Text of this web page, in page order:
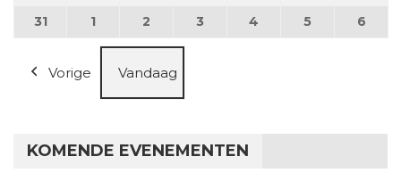
3131 augustus 2026
1 1 september 2026
2 2 september 2026
3 3 september 2026
4 4 september 2026
5 5 6
Vorige Vandaag
KOMENDE EVENEMENTEN